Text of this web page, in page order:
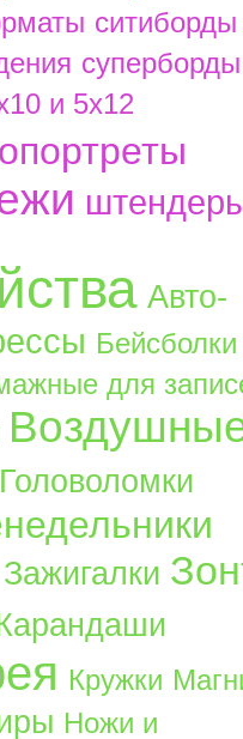
ситиборды
и 5х12
Авто-
Бейсболки
для
Головоломки
Зажигалки
Кружки
Ножи и